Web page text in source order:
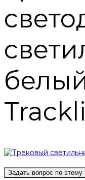
Задать вопрос по этому